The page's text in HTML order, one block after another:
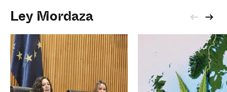
Ley Mordaza